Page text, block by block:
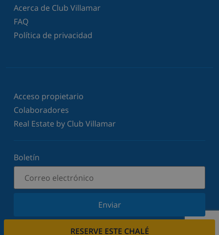
RESERVE ESTE CHALÉ
Acerca de Club Villamar
FAQ
Política de privacidad
Acceso propietario
Colaboradores
Real Estate by Club Villamar
Boletín
Enviar
Suscríbase a nuestro boletín y manténgase